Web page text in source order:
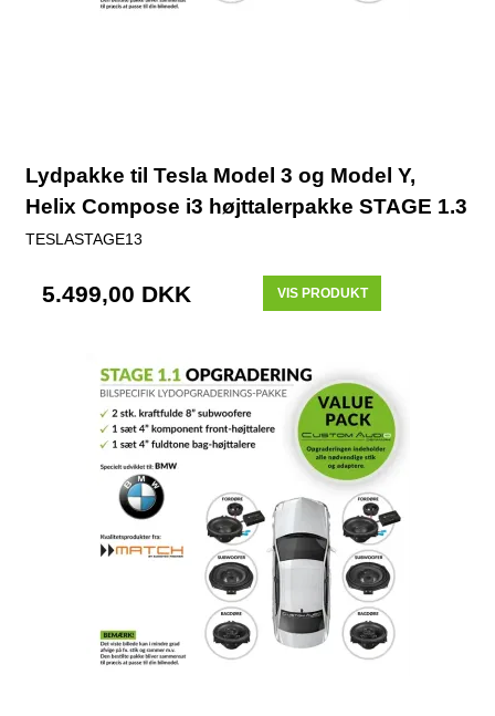
Lydpakke til Tesla Model 3 og Model Y,
Helix Compose i3 højttalerpakke STAGE 1.3
TESLASTAGE13
5.499,00 DKK VIS PRODUKT